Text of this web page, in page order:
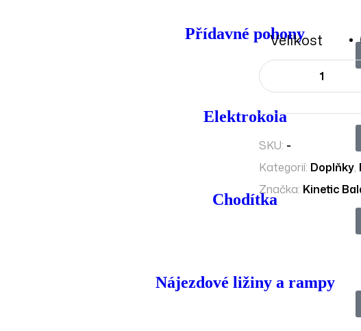
Přídavné pohony
Elektrokola
Chodítka
Nájezdové ližiny a rampy
Velikost
SKU: -
Kategorií: Doplňky,
Značka: Kinetic